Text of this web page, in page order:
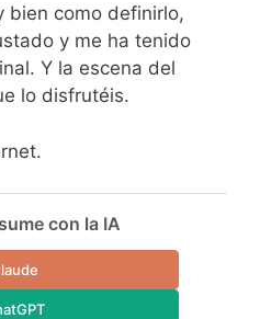
bien como definirlo,
y me ha tenido
Y la escena del
lo disfrutéis.
con la IA